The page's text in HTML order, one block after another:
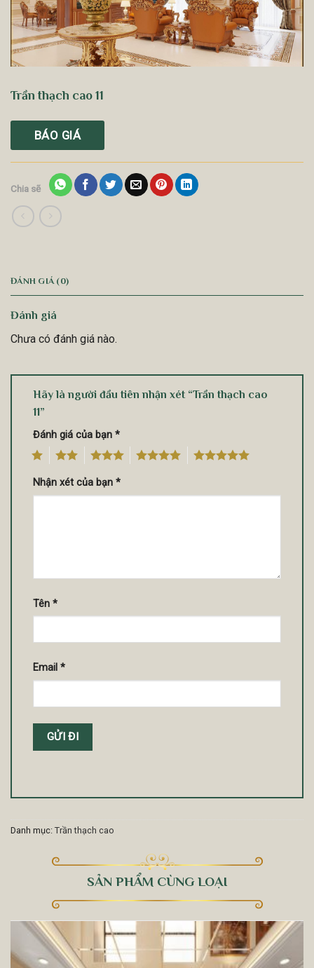
Trần thạch cao 11
BÁO GIÁ
Chia sẽ
ĐÁNH GIÁ (0)
Đánh giá
Chưa có đánh giá nào.
Hãy là người đầu tiên nhận xét “Trần thạch cao
11”
Đánh giá của bạn *
4 5
Nhận xét của bạn *
Tên *
Email *
Danh mục: Trần thạch cao
SẢN PHẨM CÙNG LOẠI